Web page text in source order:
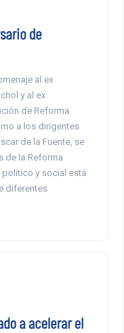
de
al ex
y al ex
de Reforma
a los dirigentes
de la Fuente, se
de la Reforma
político y social está
diferentes
a acelerar el